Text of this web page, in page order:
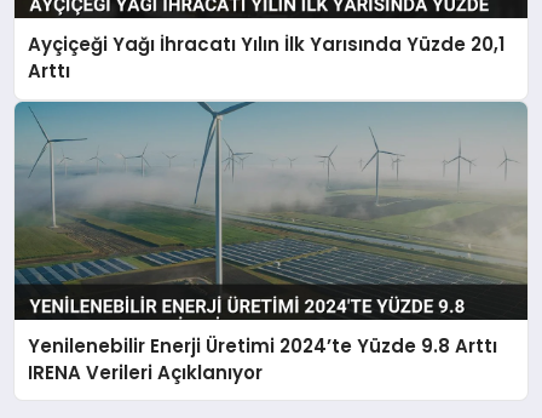
Ayçiçeği Yağı İhracatı Yılın İlk Yarısında Yüzde 20,1
Arttı
Yenilenebilir Enerji Üretimi 2024’te Yüzde 9.8 Arttı
IRENA Verileri Açıklanıyor